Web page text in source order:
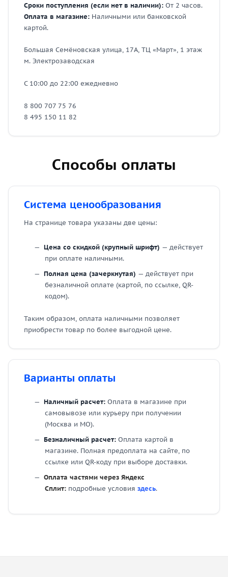
Сроки поступления (если нет в наличии): От 2 часов.
Оплата в магазине: Наличными или банковской
картой.
Большая Семёновская улица, 17А, ТЦ «Март», 1 этаж
м. Электрозаводская
С 10:00 до 22:00 ежедневно
8 800 707 75 76
8 495 150 11 82
Способы оплаты
Система ценообразования
На странице товара указаны две цены:
Цена со скидкой (крупный шрифт) — действует
при оплате наличными.
Полная цена (зачеркнутая) — действует при
безналичной оплате (картой, по ссылке, QR-
кодом).
Таким образом, оплата наличными позволяет
приобрести товар по более выгодной цене.
Варианты оплаты
Наличный расчет: Оплата в магазине при
самовывозе или курьеру при получении
(Москва и МО).
Безналичный расчет: Оплата картой в
магазине. Полная предоплата на сайте, по
ссылке или QR-коду при выборе доставки.
Оплата частями через Яндекс
Сплит: подробные условия здесь.